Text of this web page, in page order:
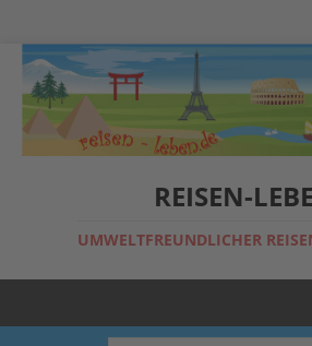
REISEN-
UMWELTFREUNDLICHER